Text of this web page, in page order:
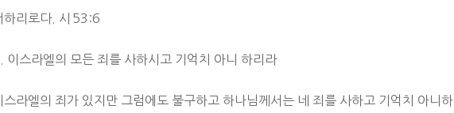
하리로다. 시 53:6
이스라엘의 모든 죄를 사하시고 기억치 아니 하리라
스라엘의 죄가 있지만 그럼에도 불구하고 하나님께서는 네 죄를 사하고 기억치 아니